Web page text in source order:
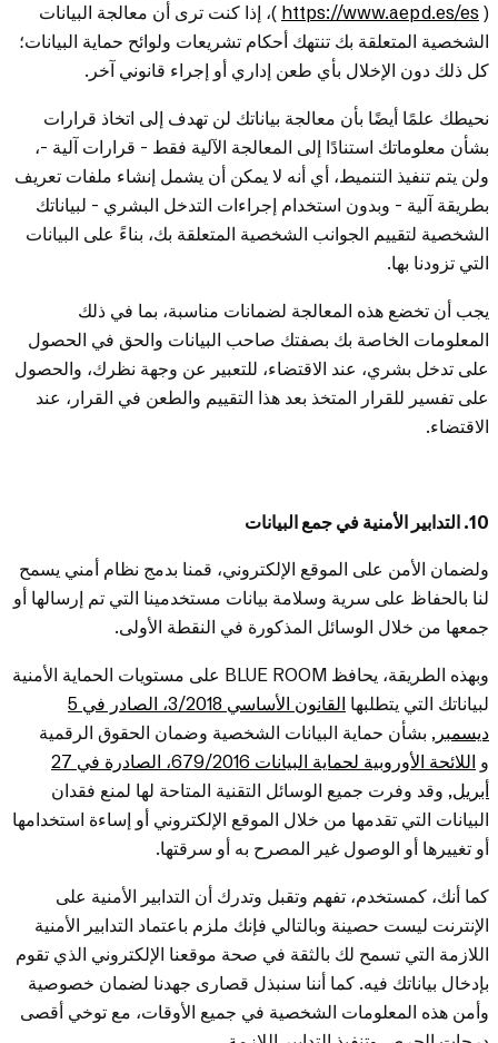
(
https://www.aepd.es/es )، إذا كنت ترى أن معالجة البيانات
الشخصية المتعلقة بك تنتهك أحكام تشريعات ولوائح حماية البيانات؛
كل ذلك دون الإخلال بأي طعن إداري أو إجراء قانوني آخر.
نحيطك علمًا أيضًا بأن معالجة بياناتك لن تهدف إلى اتخاذ قرارات
بشأن معلوماتك استنادًا إلى المعالجة الآلية فقط - قرارات آلية -،
ولن يتم تنفيذ التنميط، أي أنه لا يمكن أن يشمل إنشاء ملفات تعريف
بطريقة آلية - وبدون استخدام إجراءات التدخل البشري - لبياناتك
الشخصية لتقييم الجوانب الشخصية المتعلقة بك، بناءً على البيانات
التي تزودنا بها.
يجب أن تخضع هذه المعالجة لضمانات مناسبة، بما في ذلك
المعلومات الخاصة بك بصفتك صاحب البيانات والحق في الحصول
على تدخل بشري، عند الاقتضاء، للتعبير عن وجهة نظرك، والحصول
على تفسير للقرار المتخذ بعد هذا التقييم والطعن في القرار، عند
الاقتضاء.
10. التدابير الأمنية في جمع البيانات
ولضمان الأمن على الموقع الإلكتروني، قمنا بدمج نظام أمني يسمح
لنا بالحفاظ على سرية وسلامة بيانات مستخدمينا التي تم إرسالها أو
جمعها من خلال الوسائل المذكورة في النقطة الأولى.
وبهذه الطريقة، يحافظ BLUE ROOM على مستويات الحماية الأمنية
لبياناتك التي يتطلبها
القانون الأساسي 3/2018، الصادر في 5
ديسمبر, بشأن حماية البيانات الشخصية وضمان الحقوق الرقمية
و
اللائحة الأوروبية لحماية البيانات 679/2016، الصادرة في 27
أبريل, وقد وفرت جميع الوسائل التقنية المتاحة لها لمنع فقدان
البيانات التي تقدمها من خلال الموقع الإلكتروني أو إساءة استخدامها
أو تغييرها أو الوصول غير المصرح به أو سرقتها.
كما أنك، كمستخدم، تفهم وتقبل وتدرك أن التدابير الأمنية على
الإنترنت ليست حصينة وبالتالي فإنك ملزم باعتماد التدابير الأمنية
اللازمة التي تسمح لك بالثقة في صحة موقعنا الإلكتروني الذي تقوم
بإدخال بياناتك فيه. كما أننا سنبذل قصارى جهدنا لضمان خصوصية
وأمن هذه المعلومات الشخصية في جميع الأوقات، مع توخي أقصى